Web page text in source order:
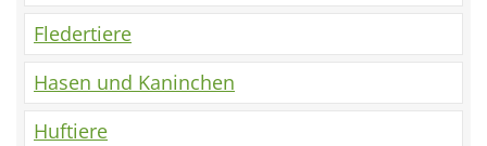
Fledertiere
Hasen und Kaninchen
Huftiere